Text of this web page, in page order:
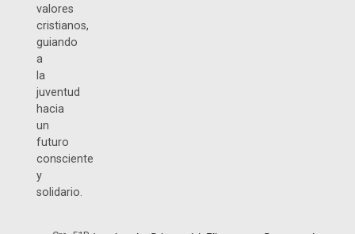
valores
cristianos,
guiando
a
la
juventud
hacia
un
futuro
consciente
y
solidario.